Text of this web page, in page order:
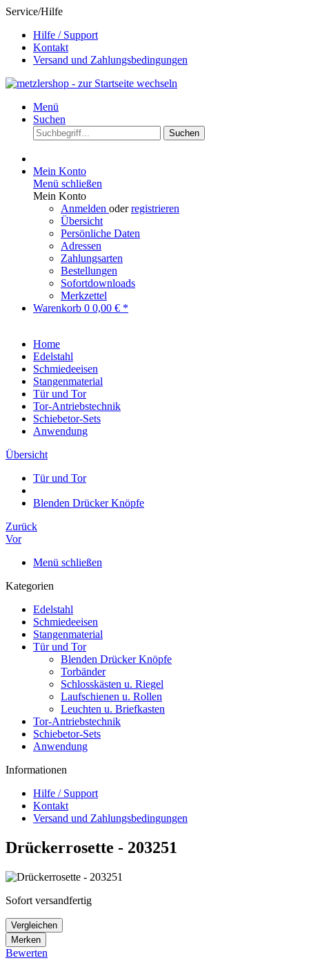
Service/Hilfe
Hilfe / Support
Kontakt
Versand und Zahlungsbedingungen
Menü
Suchen
Suchen
Mein Konto
Menü schließen
Mein Konto
Anmelden oderregistrieren
Übersicht
Persönliche Daten
Adressen
Zahlungsarten
Bestellungen
Sofortdownloads
Merkzettel
Warenkorb 0 0,00 € *
Home
Edelstahl
Schmiedeeisen
Stangenmaterial
Tür und Tor
Tor-Antriebstechnik
Schiebetor-Sets
Anwendung
Übersicht
Tür und Tor
Blenden Drücker Knöpfe
Zurück
Vor
Menü schließen
Kategorien
Edelstahl
Schmiedeeisen
Stangenmaterial
Tür und Tor
Blenden Drücker Knöpfe
Torbänder
Schlosskästen u. Riegel
Laufschienen u. Rollen
Leuchten u. Briefkasten
Tor-Antriebstechnik
Schiebetor-Sets
Anwendung
Informationen
Hilfe / Support
Kontakt
Versand und Zahlungsbedingungen
Drückerrosette - 203251
Sofort versandfertig
Vergleichen
Merken
Bewerten